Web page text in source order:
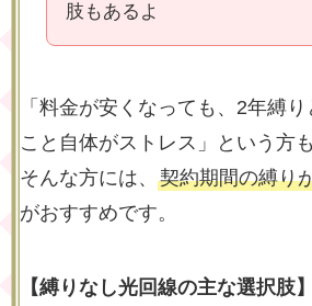
肢もあるよ
「料金が安くなっても、2年縛
こと自体がストレス」という方
そんな方には、 契約期間の縛り
がおすすめです。
【縛りなし光回線の主な選択肢】